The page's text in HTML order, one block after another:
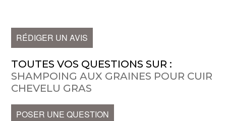
RÉDIGER UN AVIS
TOUTES VOS QUESTIONS SUR :
SHAMPOING AUX GRAINES POUR CUIR
CHEVELU GRAS
POSER UNE QUESTION